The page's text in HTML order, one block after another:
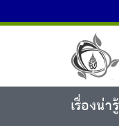
เรื่องน่